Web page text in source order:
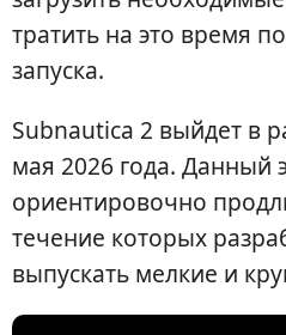
тратить на это время
запуска.
Subnautica 2 выйдет в
мая 2026 года. Данный
ориентировочно
течение которых
выпускать мелкие и